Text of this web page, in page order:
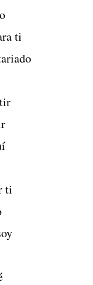
ti
ti